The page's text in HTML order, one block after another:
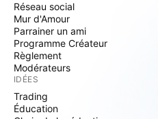
Réseau social
Mur d'Amour
Parrainer un ami
Programme Créateur
Règlement
Modérateurs
IDÉES
Trading
Éducation